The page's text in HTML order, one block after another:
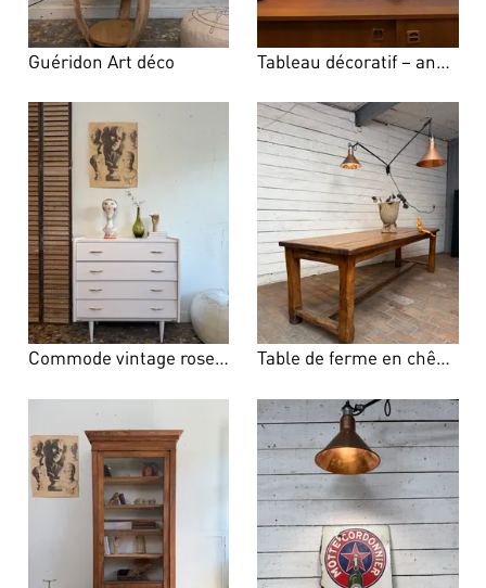
Guéridon Art déco Tableau décoratif – années 1970
Commode vintage rose pâle Table de ferme en chêne 19ème